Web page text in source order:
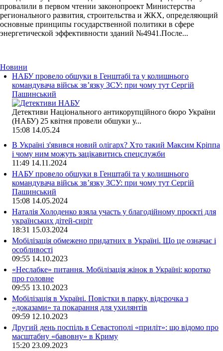
провалили в первом чтении законопроект Министерства
регионального развития, строительства и ЖКХ, определяющий
основные принципы государственной политики в сфере
энергетической эффективности зданий №4941.После...
Новини
НАБУ провело обшуки в Генштабі та у колишнього
командувача військ зв’язку ЗСУ: при чому тут Сергій
Пашинський
Детективи Національного антикорупційного бюро України
(НАБУ) 25 квітня провели обшуки у...
15:08 14.05.24
В Україні з'явився новий олігарх? Хто такий Максим Кріппа
і чому ним можуть зацікавитись спецслужби
11:49 14.11.2024
НАБУ провело обшуки в Генштабі та у колишнього
командувача військ зв’язку ЗСУ: при чому тут Сергій
Пашинський
15:08 14.05.2024
Наталія Холоденко взяла участь у благодійному проєкті для
українських дітей-сиріт
18:31 15.03.2024
Мобілізація обмежено придатних в Україні. Що це означає і
особливості
09:55 14.10.2023
«Неслабке» питання. Мобілізація жінок в Україні: коротко
про головне
09:55 13.10.2023
Мобілізація в Україні. Повістки в парку, відсрочка з
«доказами» та покарання для ухилянтів
09:59 12.10.2023
Другий день поспіль в Севастополі «приліт»: що відомо про
масштабну «бавовну» в Криму
15:20 23.09.2023